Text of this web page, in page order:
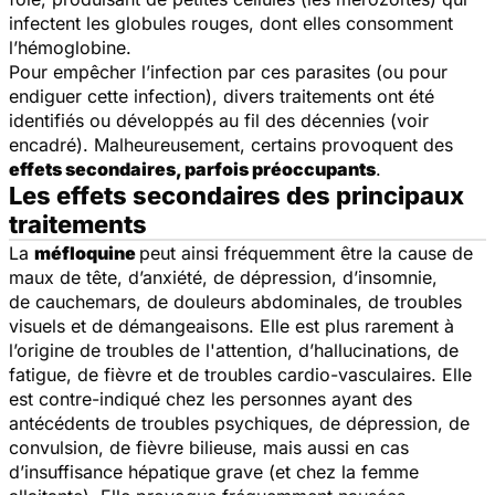
infectent les globules rouges, dont elles consomment
l’hémoglobine.
Pour empêcher l’infection par ces parasites (ou pour
endiguer cette infection), divers traitements ont été
identifiés ou développés au fil des décennies (voir
encadré). Malheureusement, certains provoquent des
effets secondaires, parfois préoccupants.
Les effets secondaires des principaux
traitements
La méfloquine peut ainsi fréquemment être la cause de
maux de tête, d’anxiété, de dépression, d’insomnie,
de cauchemars, de douleurs abdominales, de troubles
visuels et de démangeaisons. Elle est plus rarement à
l’origine de troubles de l'attention, d’hallucinations, de
fatigue, de fièvre et de troubles cardio-vasculaires. Elle
est contre-indiqué chez les personnes ayant des
antécédents de troubles psychiques, de dépression, de
convulsion, de fièvre bilieuse, mais aussi en cas
d’insuffisance hépatique grave (et chez la femme